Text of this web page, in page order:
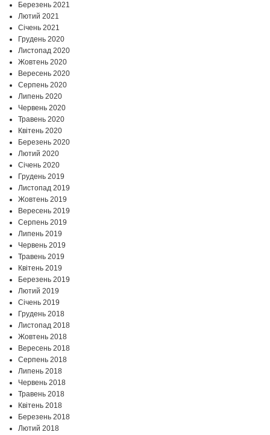
Березень 2021
Лютий 2021
Січень 2021
Грудень 2020
Листопад 2020
Жовтень 2020
Вересень 2020
Серпень 2020
Липень 2020
Червень 2020
Травень 2020
Квітень 2020
Березень 2020
Лютий 2020
Січень 2020
Грудень 2019
Листопад 2019
Жовтень 2019
Вересень 2019
Серпень 2019
Липень 2019
Червень 2019
Травень 2019
Квітень 2019
Березень 2019
Лютий 2019
Січень 2019
Грудень 2018
Листопад 2018
Жовтень 2018
Вересень 2018
Серпень 2018
Липень 2018
Червень 2018
Травень 2018
Квітень 2018
Березень 2018
Лютий 2018